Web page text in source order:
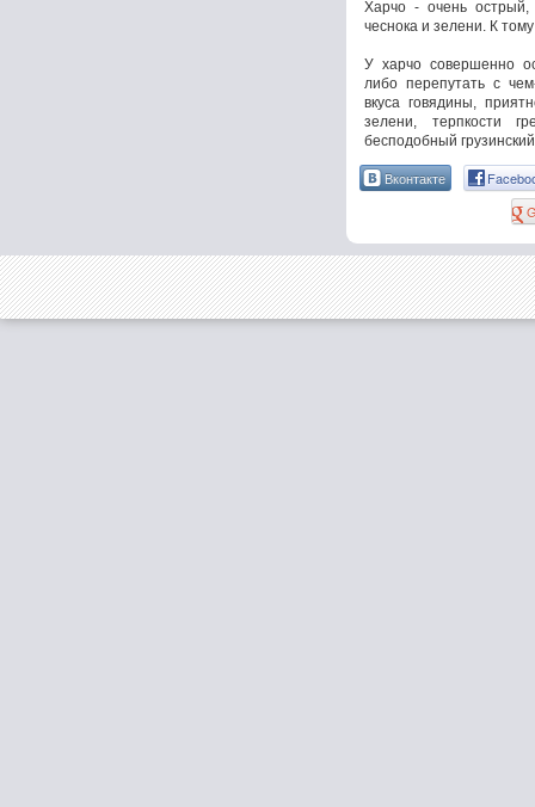
Харчо - очень
чеснока и зелени. К
У харчо совершенно
либо перепутать с
вкуса говядины,
зелени, терпкости
бесподобный
Вконтакте